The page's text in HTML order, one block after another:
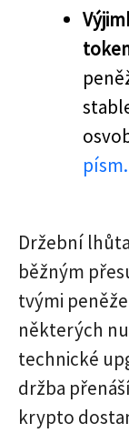
Držební
běžným
tvými
některých
technické
držba
krypto